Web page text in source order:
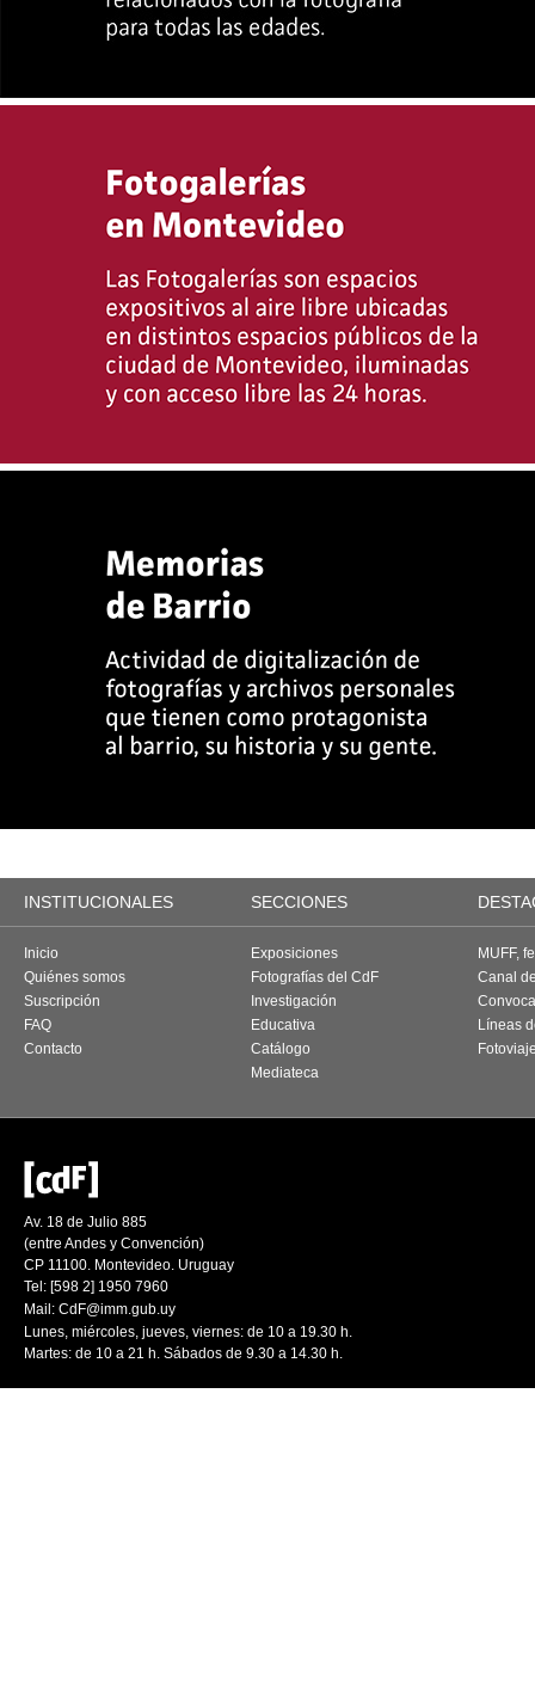
INSTITUCIONALES SECCIONES
Inicio
Quiénes somos
Suscripción
FAQ
Contacto
Exposiciones
Fotografías del CdF
Investigación
Educativa
Catálogo
Mediateca
MUFF,
Canal
Líneas
Av. 18 de Julio 885
(entre Andes y Convención)
CP 11100. Montevideo. Uruguay
Tel: [598 2] 1950 7960
Mail: CdF@imm.gub.uy
Lunes, miércoles, jueves, viernes: de 10 a 19.30 h.
Martes: de 10 a 21 h. Sábados de 9.30 a 14.30 h.